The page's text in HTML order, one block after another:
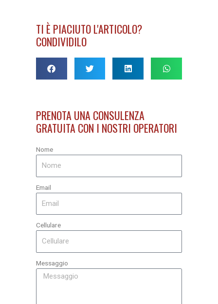
TI È PIACIUTO L'ARTICOLO?
CONDIVIDILO
PRENOTA UNA CONSULENZA
GRATUITA CON I NOSTRI OPERATORI
Nome
Email
Cellulare
Messaggio